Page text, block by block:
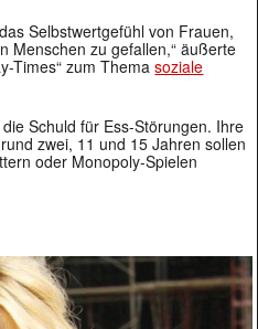
Selbstwertgefühl von Frauen,
Menschen zu gefallen,“ äußerte
Times“ zum Themasoziale
Schuld für Ess-Störungen. Ihre
zwei, 11 und 15 Jahren sollen
oder Monopoly-Spielen